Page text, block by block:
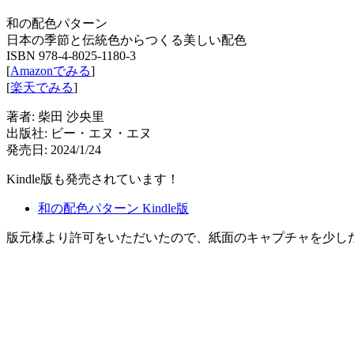
和の配色パターン
日本の季節と伝統色からつくる美しい配色
ISBN 978-4-8025-1180-3
[Amazonでみる]
[楽天でみる]
著者: 柴田 沙央里
出版社: ビー・エヌ・エヌ
発売日: 2024/1/24
Kindle版も発売されています！
和の配色パターン Kindle版
版元様より許可をいただいたので、紙面のキャプチャを少し